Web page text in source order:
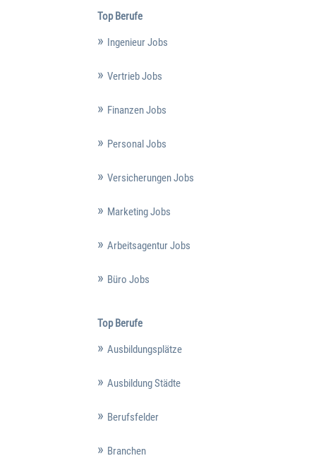
Top Berufe
Ingenieur Jobs
Vertrieb Jobs
Finanzen Jobs
Personal Jobs
Versicherungen Jobs
Marketing Jobs
Arbeitsagentur Jobs
Büro Jobs
Top Berufe
Ausbildungsplätze
Ausbildung Städte
Berufsfelder
Branchen